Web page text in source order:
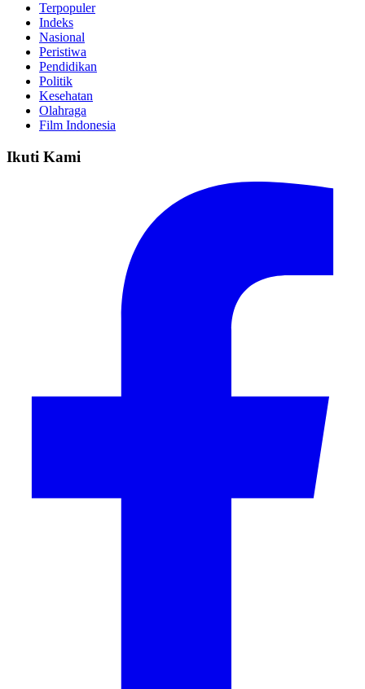
Terpopuler
Indeks
Nasional
Peristiwa
Pendidikan
Politik
Kesehatan
Olahraga
Film Indonesia
Ikuti Kami